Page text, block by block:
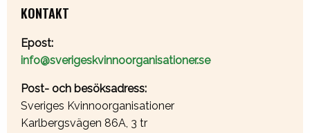
KONTAKT
Epost:
info@sverigeskvinnoorganisationer.se
Post- och besöksadress:
Sveriges Kvinnoorganisationer
Karlbergsvägen 86A, 3 tr